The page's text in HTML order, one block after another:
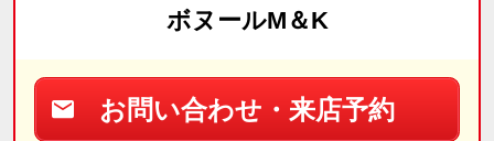
ボヌールM＆K
お問い合わせ・来店予約